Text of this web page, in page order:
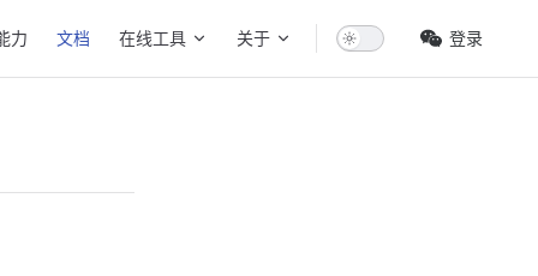
力 文档 在线工具 关于 登录